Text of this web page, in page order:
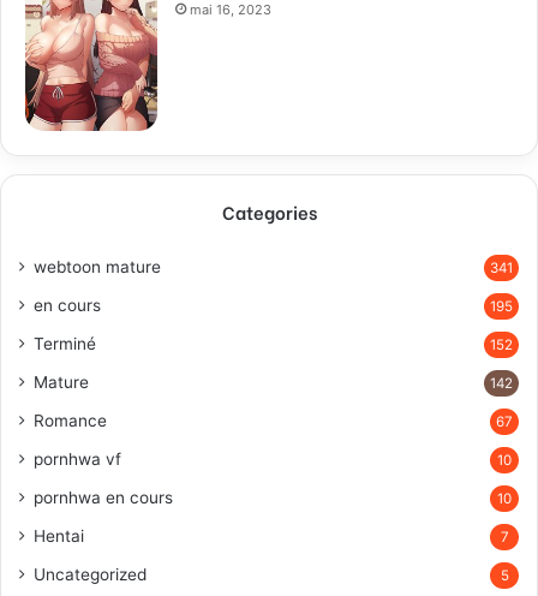
mai 16, 2023
Categories
webtoon mature 341
en cours 195
Terminé 152
Mature 142
Romance 67
pornhwa vf 10
pornhwa en cours 10
Hentai 7
Uncategorized 5